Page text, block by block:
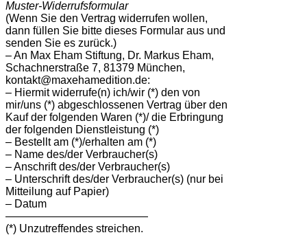
Muster-Widerrufsformular
(Wenn Sie den Vertrag widerrufen wollen,
dann füllen Sie bitte dieses Formular aus und
senden Sie es zurück.)
– An Max Eham Stiftung, Dr. Markus Eham,
Schachnerstraße 7, 81379 München,
kontakt@maxehamedition.de:
– Hiermit widerrufe(n) ich/wir (*) den von
mir/uns (*) abgeschlossenen Vertrag über den
Kauf der folgenden Waren (*)/ die Erbringung
der folgenden Dienstleistung (*)
– Bestellt am (*)/erhalten am (*)
– Name des/der Verbraucher(s)
– Anschrift des/der Verbraucher(s)
– Unterschrift des/der Verbraucher(s) (nur bei
Mitteilung auf Papier)
– Datum
—————————————
(*) Unzutreffendes streichen.